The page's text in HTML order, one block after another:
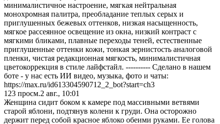
минималистичное настроение, мягкая нейтральная
монохромная палитра, преобладание теплых серых и
приглушенных бежевых оттенков, низкая насыщенность,
мягкое рассеянное освещение из окна, низкий контраст с
мягкими бликами, плавные переходы теней, естественные
приглушенные оттенки кожи, тонкая зернистость аналоговой
пленки, чистая редакционная мягкость, минималистичная
цветокоррекция в стиле лайфстайл. ---------- Сделано в нашем
боте - у нас есть ИИ видео, музыка, фото и чаты:
https://max.ru/id613304590712_2_bot?start=ch3
123 просм.2 авг., 10:01
Женщина сидит боком к камере под массивными ветвями
старой яблони, подтянув колени к груди. Она осторожно
держит перед собой красное яблоко обеими руками. Ее голова